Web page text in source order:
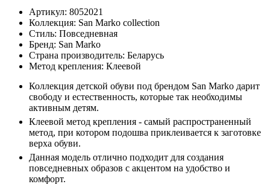
Артикул: 8052021
Коллекция: San Marko collection
Стиль: Повседневная
Бренд: San Marko
Страна производитель: Беларусь
Метод крепления: Клеевой
Коллекция детской обуви под брендом San Marko дарит
свободу и естественность, которые так необходимы
активным детям.
Клеевой метод крепления - самый распространенный
метод, при котором подошва приклеивается к заготовке
верха обуви.
Данная модель отлично подходит для создания
повседневных образов с акцентом на удобство и
комфорт.